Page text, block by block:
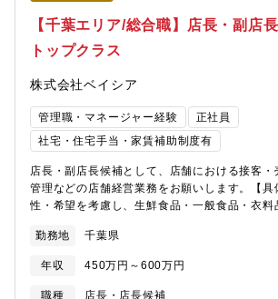
【千葉エリア/総合職】店長・副店
トップクラス
株式会社ベイシア
管理職・マネージャー経験
正社員
社宅・住宅手当・家賃補助制度有
店長・副店長候補として、店舗における接客・
管理などの店舗経営業務をお願いします。【具
性・希望を考慮し、生鮮食品・一般食品・衣料
トの考案・陳列※マネジメント業務など店舗運
幅広い業務を担当頂きます。【魅力・やりがい
から送られてくる売場レイアウトに沿って並べ
こうした方がいい。」という意見をどんどん発
勤務地 千葉県
年収 450万円～600万円
職種
店長・店長候補